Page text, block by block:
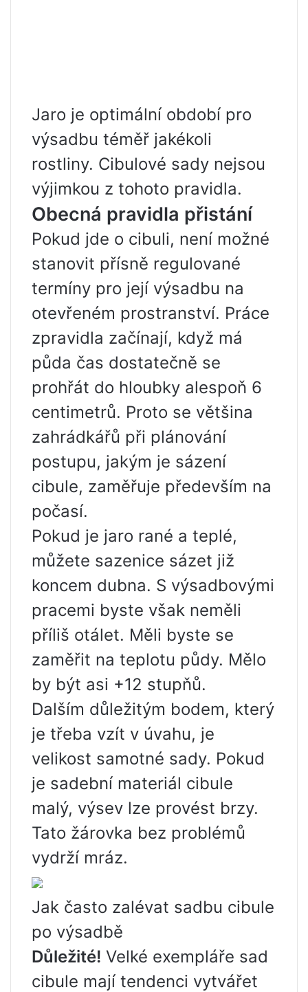
Jaro je optimální období pro
výsadbu téměř jakékoli
rostliny. Cibulové sady nejsou
výjimkou z tohoto pravidla.
Obecná pravidla přistání
Pokud jde o cibuli, není možné
stanovit přísně regulované
termíny pro její výsadbu na
otevřeném prostranství. Práce
zpravidla začínají, když má
půda čas dostatečně se
prohřát do hloubky alespoň 6
centimetrů. Proto se většina
zahrádkářů při plánování
postupu, jakým je sázení
cibule, zaměřuje především na
počasí.
Pokud je jaro rané a teplé,
můžete sazenice sázet již
koncem dubna. S výsadbovými
pracemi byste však neměli
příliš otálet. Měli byste se
zaměřit na teplotu půdy. Mělo
by být asi +12 stupňů.
Dalším důležitým bodem, který
je třeba vzít v úvahu, je
velikost samotné sady. Pokud
je sadební materiál cibule
malý, výsev lze provést brzy.
Tato žárovka bez problémů
vydrží mráz.
Jak často zalévat sadbu cibule
po výsadbě
Důležité! Velké exempláře sad
cibule mají tendenci vytvářet